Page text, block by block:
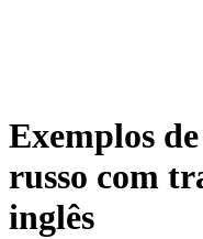
Exemplos
russo com
inglês